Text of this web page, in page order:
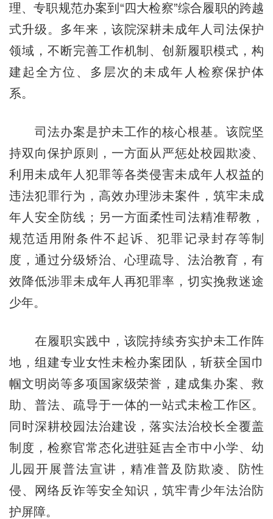
理、专职规范办案到“四大检察”综合履职的跨越
式升级。多年来，该院深耕未成年人司法保护
领域，不断完善工作机制、创新履职模式，构
建起全方位、多层次的未成年人检察保护体
系。
司法办案是护未工作的核心根基。该院坚
持双向保护原则，一方面从严惩处校园欺凌、
利用未成年人犯罪等各类侵害未成年人权益的
违法犯罪行为，高效办理涉未案件，筑牢未成
年人安全防线；另一方面柔性司法精准帮教，
规范适用附条件不起诉、犯罪记录封存等制
度，通过分级矫治、心理疏导、法治教育，有
效降低涉罪未成年人再犯罪率，切实挽救迷途
少年。
在履职实践中，该院持续夯实护未工作阵
地，组建专业女性未检办案团队，斩获全国巾
帼文明岗等多项国家级荣誉，建成集办案、救
助、普法、疏导于一体的一站式未检工作区。
同时深耕校园法治建设，落实法治校长全覆盖
制度，检察官常态化进驻延吉全市中小学、幼
儿园开展普法宣讲，精准普及防欺凌、防性
侵、网络反诈等安全知识，筑牢青少年法治防
护屏障。